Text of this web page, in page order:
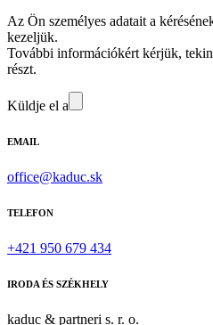
Az Ön személyes adatait a
kezeljük.
További információkért kérjük,
részt.
Küldje el a
EMAIL
office@kaduc.sk
TELEFON
+421 950 679 434
IRODA ÉS SZÉKHELY
kaduc & partneri s. r. o.